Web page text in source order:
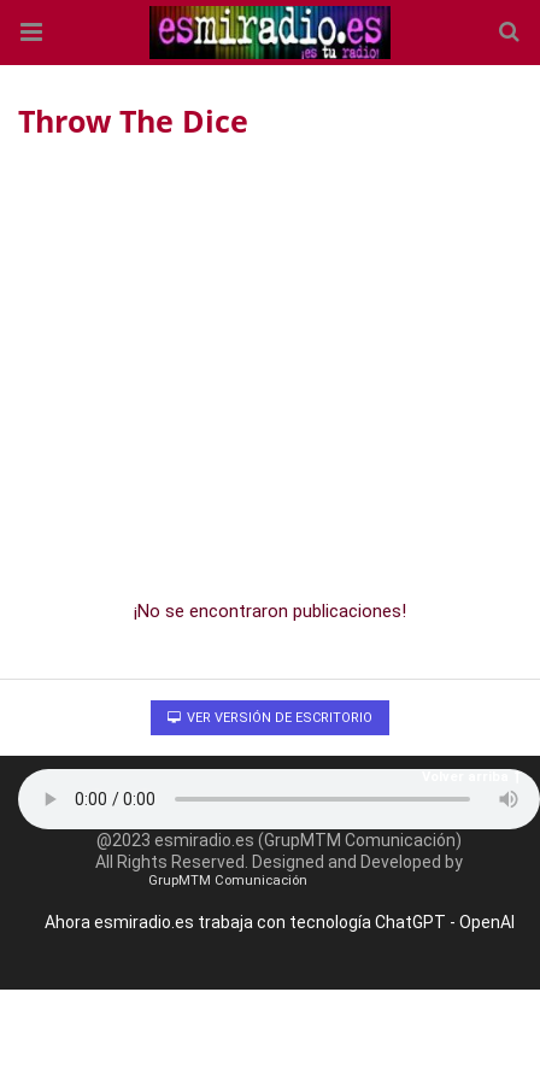
Throw The Dice
¡No se encontraron publicaciones!
VER VERSIÓN DE ESCRITORIO
@2023 esmiradio.es (GrupMTM Comunicación)
All Rights Reserved. Designed and Developed by
GrupMTM Comunicación
Ahora esmiradio.es trabaja con tecnología ChatGPT - OpenAI